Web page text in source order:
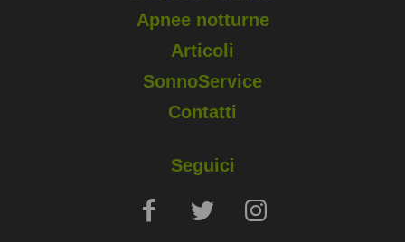
Apnee notturne
Articoli
SonnoService
Contatti
Seguici